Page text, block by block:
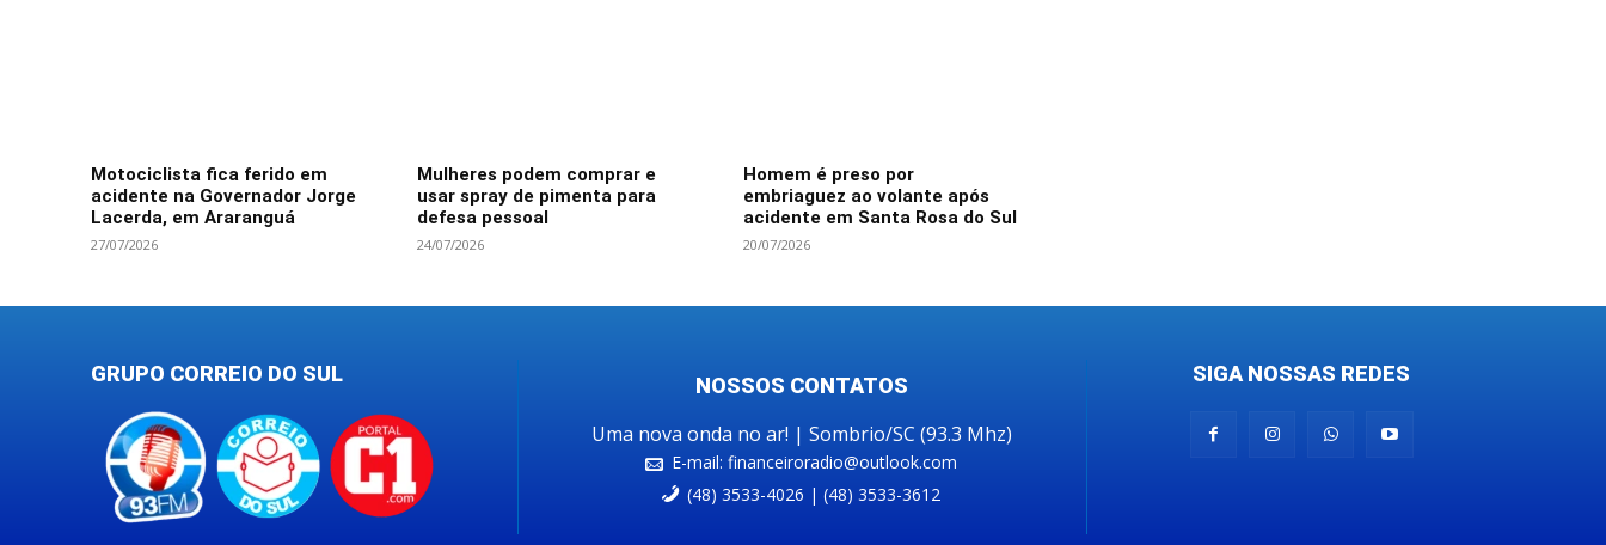
Motociclista fica ferido em
acidente na Governador Jorge
Lacerda, em Araranguá
27/07/2026
Mulheres podem comprar e
usar spray de pimenta para
defesa pessoal
24/07/2026
Homem é preso por
embriaguez ao volante após
acidente em Santa Rosa do Sul
20/07/2026
GRUPO CORREIO DO SUL NOSSOS CONTATOS
Uma nova onda no ar! | Sombrio/SC (93.3 Mhz)
E-mail: financeiroradio@outlook.com
(48) 3533-4026 | (48) 3533-3612
SIGA NOSSAS REDES